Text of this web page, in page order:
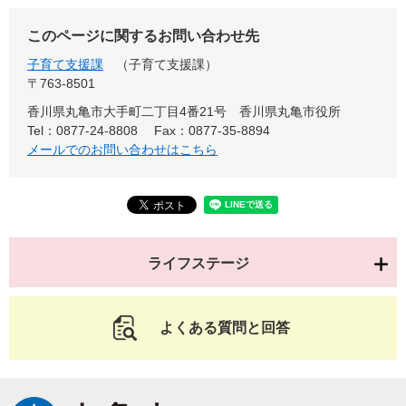
このページに関するお問い合わせ先
子育て支援課
子育て支援課
〒763-8501
香川県丸亀市大手町二丁目4番21号 香川県丸亀市役所
Tel：0877-24-8808
Fax：0877-35-8894
メールでのお問い合わせはこちら
ライフステージ
よくある質問と回答